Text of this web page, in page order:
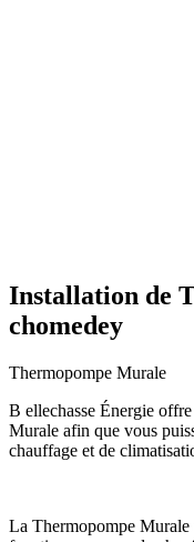
Installation de
chomedey
Thermopompe Murale
B ellechasse Énergie
Murale afin que vous
chauffage et de
La Thermopompe Murale